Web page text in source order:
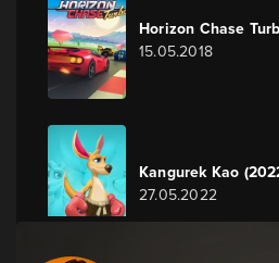
Horizon Chase
15.05.2018
Kangurek Kao
27.05.2022